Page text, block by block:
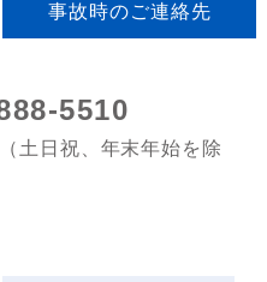
事故時のご連絡先
5510
土日祝、年末年始を除